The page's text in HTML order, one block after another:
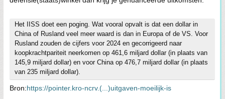
Het IISS doet een poging. Wat vooral opvalt is dat een dollar in
China of Rusland veel meer waard is dan in Europa of de VS. Voor
Rusland zouden de cijfers voor 2024 en gecorrigeerd naar
koopkrachtpariteit neerkomen op 461,6 miljard dollar (in plaats van
145,9 miljard dollar) en voor China op 476,7 miljard dollar (in plaats
van 235 miljard dollar).
Bron:https://pointer.kro-ncrv.(...)uitgaven-moeilijk-is